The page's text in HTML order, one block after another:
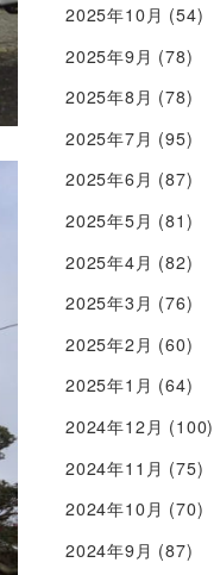
2025年10月 (54)
2025年9月 (78)
2025年8月 (78)
2025年7月 (95)
2025年6月 (87)
2025年5月 (81)
2025年4月 (82)
2025年3月 (76)
2025年2月 (60)
2025年1月 (64)
2024年12月 (100)
2024年11月 (75)
2024年10月 (70)
2024年9月 (87)